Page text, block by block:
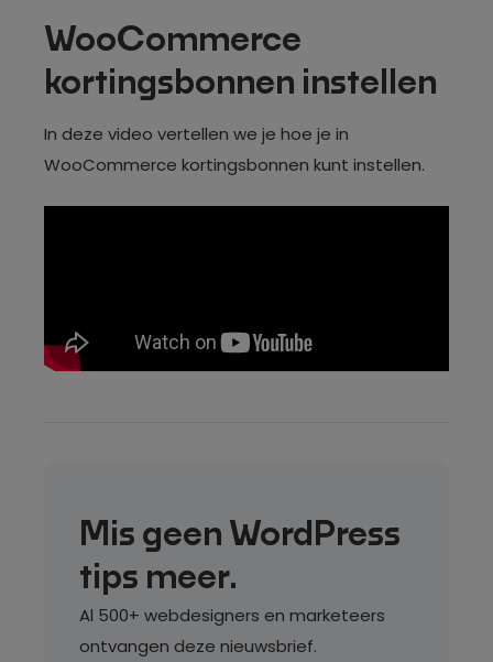
WooCommerce
kortingsbonnen instellen
In deze video vertellen we je hoe je in
WooCommerce kortingsbonnen kunt instellen.
Mis geen WordPress
tips meer.
Al 500+ webdesigners en marketeers
ontvangen deze nieuwsbrief.